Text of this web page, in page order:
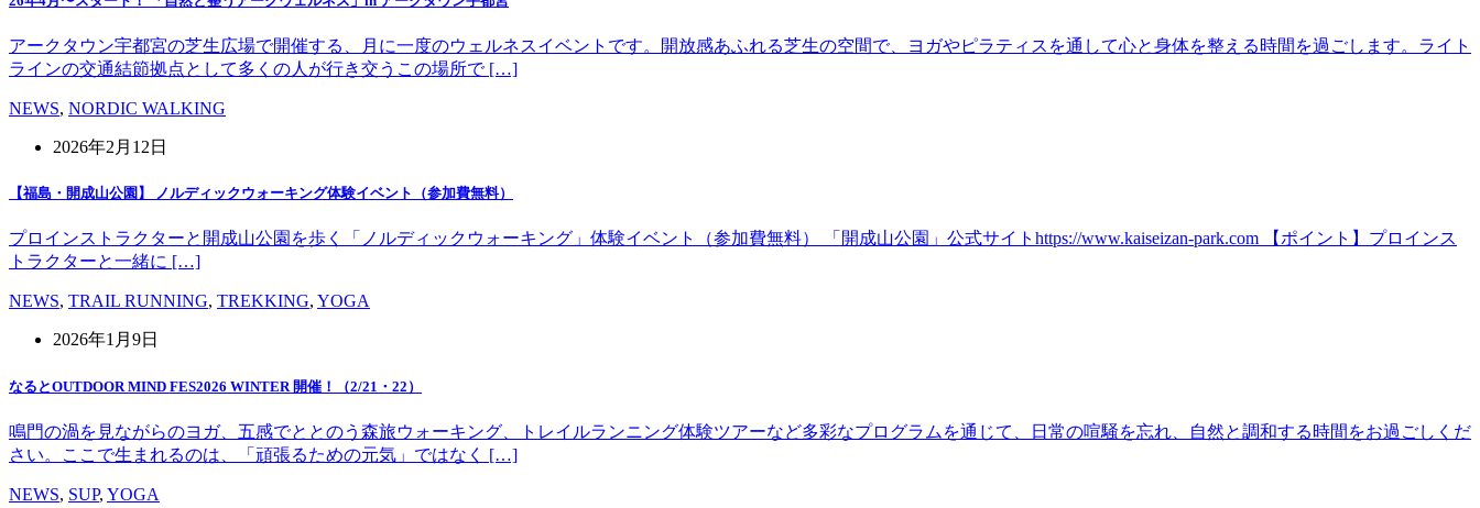
アークタウン宇都宮の芝生広場で開催する、月に一度のウェルネスイベントです。開放感あふれる芝生の空間で、ヨガやピラティスを通して心と身体を整える時間を過ごします。ライト
ラインの交通結節拠点として多くの人が行き交うこの場所で […]
NEWS, NORDIC WALKING
2026年2月12日
【福島・開成山公園】 ノルディックウォーキング体験イベント（参加費無料）
プロインストラクターと開成山公園を歩く「ノルディックウォーキング」体験イベント（参加費無料） 「開成山公園」公式サイトhttps://www.kaiseizan-park.com 【ポイント】プロインス
トラクターと一緒に […]
NEWS, TRAIL RUNNING, TREKKING, YOGA
2026年1月9日
なるとOUTDOOR MIND FES2026 WINTER 開催！（2/21・22）
鳴門の渦を見ながらのヨガ、五感でととのう森旅ウォーキング、トレイルランニング体験ツアーなど多彩なプログラムを通じて、日常の喧騒を忘れ、自然と調和する時間をお過ごしくだ
さい。ここで生まれるのは、「頑張るための元気」ではなく […]
NEWS, SUP, YOGA